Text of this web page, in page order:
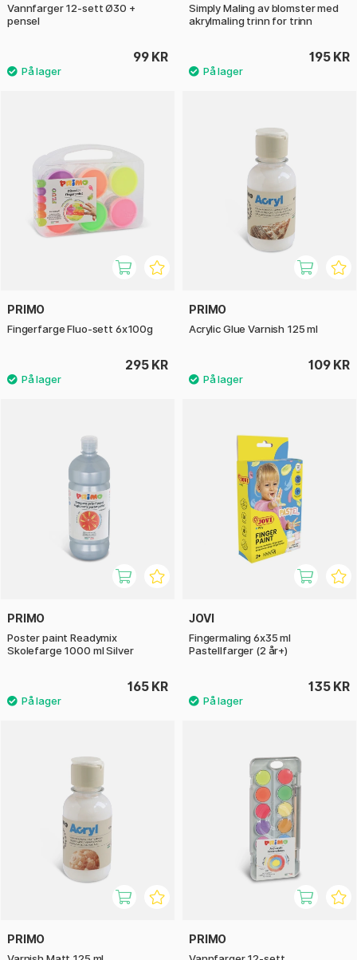
Vannfarger 12-sett Ø30 +
pensel
99 KR
Simply Maling av blomster med
akrylmaling trinn for trinn
195 KR
PRIMO
Fingerfarge Fluo-sett 6x100g
295 KR
PRIMO
Acrylic Glue Varnish 125 ml
109 KR
PRIMO
Poster paint Readymix
Skolefarge 1000 ml Silver
165 KR
JOVI
Fingermaling 6x35 ml
Pastellfarger (2 år+)
135 KR
PRIMO PRIMO